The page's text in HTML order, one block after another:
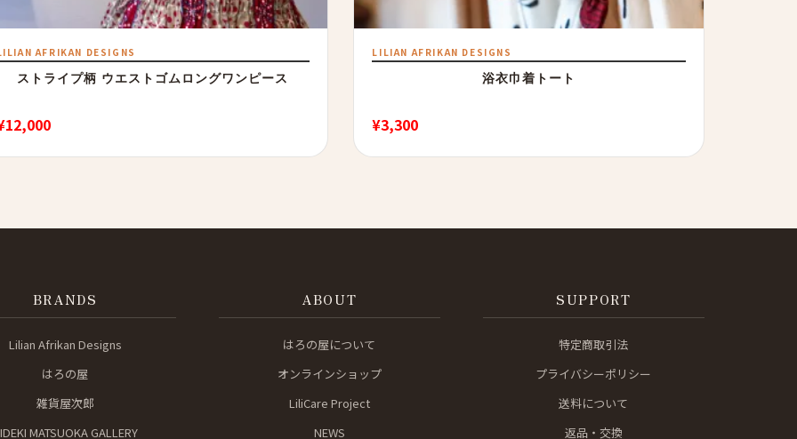
AFRIKAN DESIGNS
ストライプ柄 ウエストゴムロングワンピース
12,000
LILIAN AFRIKAN DESIGNS
浴衣巾着トート
¥3,300
BRANDS
Lilian Afrikan Designs
はろの屋
雑貨屋次郎
MATSUOKA GALLERY
ABOUT
はろの屋について
オンラインショップ
LiliCare Project
NEWS
SUPPORT
特定商取引法
プライバシーポリシー
送料について
返品・交換